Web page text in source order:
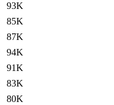
93K
85K
87K
94K
91K
83K
80K